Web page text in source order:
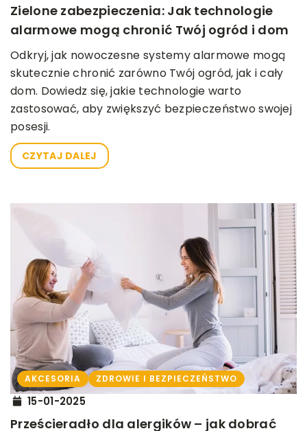
Zielone zabezpieczenia: Jak technologie
alarmowe mogą chronić Twój ogród i dom
Odkryj, jak nowoczesne systemy alarmowe mogą
skutecznie chronić zarówno Twój ogród, jak i cały
dom. Dowiedz się, jakie technologie warto
zastosować, aby zwiększyć bezpieczeństwo swojej
posesji.
CZYTAJ DALEJ
AKCESORIA ZDROWIE I BEZPIECZEŃSTWO
15-01-2025
Prześcieradło dla alergików – jak dobrać